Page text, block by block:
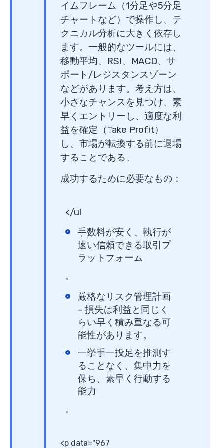
イムフレーム（1分足や5分足
チャートなど）で操作し、テ
クニカル分析に大きく依存し
ます。一般的なツールには、
移動平均、RSI、MACD、サ
ポート/レジスタンスゾーン
などがあります。考え方は、
小さなチャンスを見つけ、素
早くエントリーし、適度な利
益を確定（Take Profit）
し、市場が転換する前に退場
することである。
成功するために必要なもの：
</ul
手数料が安く、執行が
速い信頼できる取引プ
ラットフォーム
。
厳格なリスク管理計画
– 損失は利益と同じく
らい早く積み重なる可
能性があります。
一挙手一投足を推測す
ることなく、集中力を
保ち、素早く行動する
能力
。
<p data="967